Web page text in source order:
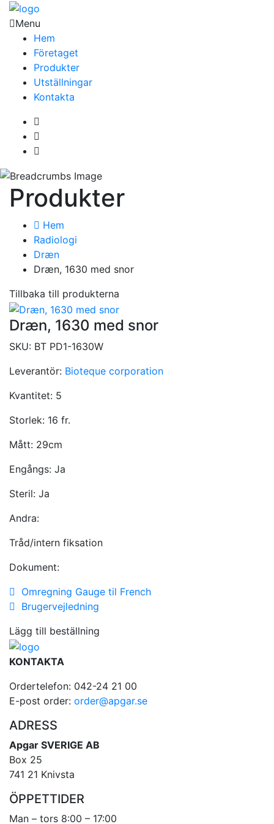
Menu
Hem
Företaget
Produkter
Utställningar
Kontakta
Produkter
Hem
Radiologi
Dræn
Dræn, 1630 med snor
Tillbaka till produkterna
Dræn, 1630 med snor
SKU: BT PD1-1630W
Leverantör: Bioteque corporation
Kvantitet: 5
Storlek: 16 fr.
Mått: 29cm
Engångs: Ja
Steril: Ja
Andra:
Tråd/intern fiksation
Dokument:
Omregning Gauge til French
Brugervejledning
Lägg till beställning
KONTAKTA
Ordertelefon: 042-24 21 00
E-post order: order@apgar.se
ADRESS
Apgar SVERIGE AB
Box 25
741 21 Knivsta
ÖPPETTIDER
Man – tors 8:00 – 17:00